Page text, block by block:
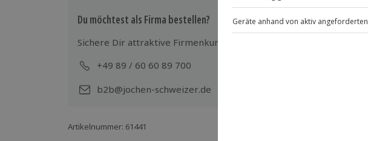
Du möchtest als Firma bestellen?
Sichere Dir attraktive Firmenkunden Vorteile.
+49 89 / 60 60 89 700
b2b@jochen-schweizer.de
Artikelnummer: 61441